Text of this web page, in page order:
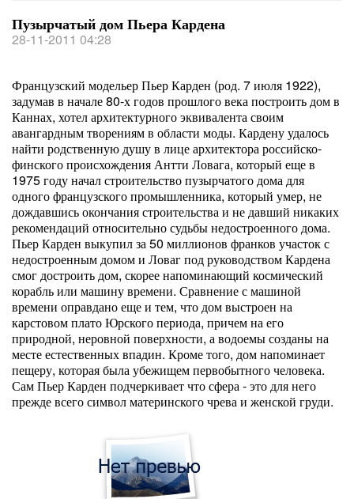
Пузырчатый дом Пьера Кардена
28-11-2011 04:28
Французский модельер Пьер Карден (род. 7 июля 1922),
задумав в начале 80-х годов прошлого века построить дом в
Каннах, хотел архитектурного эквивалента своим
авангардным творениям в области моды. Кардену удалось
найти родственную душу в лице архитектора российско-
финского происхождения Антти Ловага, который еще в
1975 году начал строительство пузырчатого дома для
одного французского промышленника, который умер, не
дождавшись окончания строительства и не давший никаких
рекомендаций относительно судьбы недостроенного дома.
Пьер Карден выкупил за 50 миллионов франков участок с
недостроенным домом и Ловаг под руководством Кардена
смог достроить дом, скорее напоминающий космический
корабль или машину времени. Сравнение с машиной
времени оправдано еще и тем, что дом выстроен на
карстовом плато Юрского периода, причем на его
природной, неровной поверхности, а водоемы созданы на
месте естественных впадин. Кроме того, дом напоминает
пещеру, которая была убежищем первобытного человека.
Сам Пьер Карден подчеркивает что сфера - это для него
прежде всего символ материнского чрева и женской груди.